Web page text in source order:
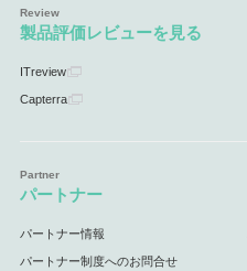
製品評価レビューを見る
ITreview
Capterra
パートナー
パートナー情報
パートナー制度へのお問合せ